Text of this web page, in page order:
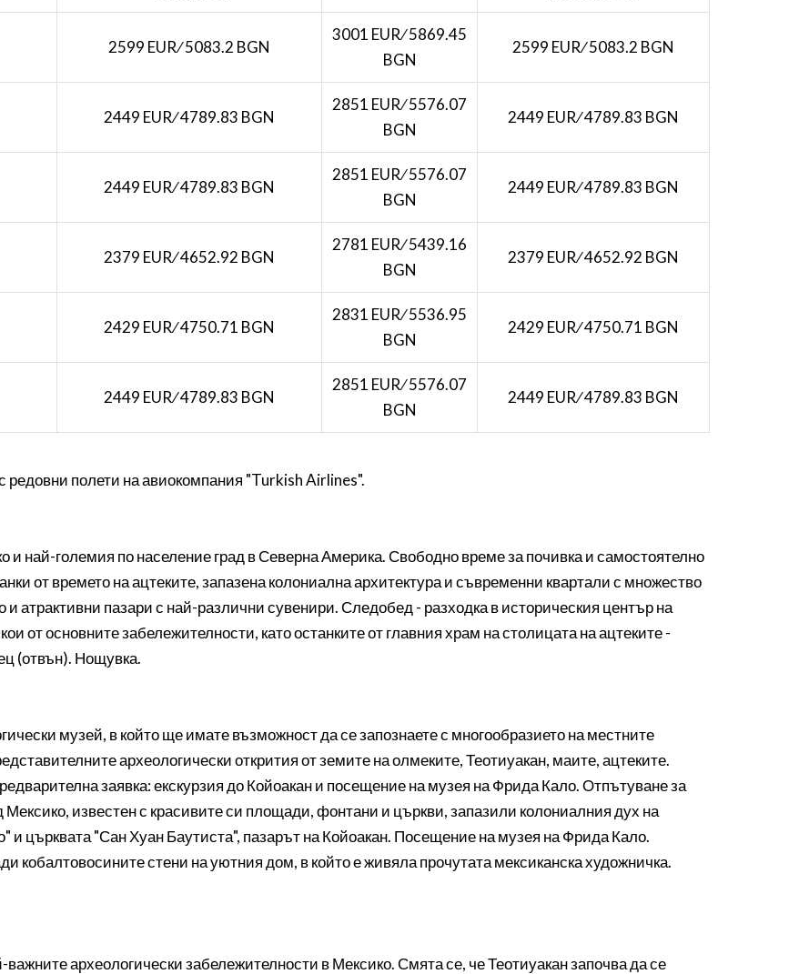
2599 EUR ∕ 5083.2 BGN
3001 EUR ∕ 5869.45
BGN
2599 EUR ∕ 5083.2 BGN
2449 EUR ∕ 4789.83 BGN
2851 EUR ∕ 5576.07
BGN
2449 EUR ∕ 4789.83 BGN
2449 EUR ∕ 4789.83 BGN
2851 EUR ∕ 5576.07
BGN
2449 EUR ∕ 4789.83 BGN
2379 EUR ∕ 4652.92 BGN
2781 EUR ∕ 5439.16
BGN
2379 EUR ∕ 4652.92 BGN
2429 EUR ∕ 4750.71 BGN
2831 EUR ∕ 5536.95
BGN
2429 EUR ∕ 4750.71 BGN
2449 EUR ∕ 4789.83 BGN
2851 EUR ∕ 5576.07
BGN
2449 EUR ∕ 4789.83 BGN
полети на авиокомпания "Turkish Airlines".
и най-големия по население град в Северна Америка. Свободно време за почивка и самостоятелно
от времето на ацтеките, запазена колониална архитектура и съвременни квартали с множество
и атрактивни пазари с най-различни сувенири. Следобед - разходка в историческия център на
от основните забележителности, като останките от главния храм на столицата на ацтеките -
(отвън). Нощувка.
музей, в който ще имате възможност да се запознаете с многообразието на местните
археологически открития от земите на олмеките, Теотиуакан, маите, ацтеките.
заявка: екскурзия до Койоакан и посещение на музея на Фрида Кало. Отпътуване за
Мексико, известен с красивите си площади, фонтани и църкви, запазили колониалния дух на
и църквата "Сан Хуан Баутиста", пазарът на Койоакан. Посещение на музея на Фрида Кало.
кобалтовосините стени на уютния дом, в който е живяла прочутата мексиканска художничка.
археологически забележителности в Мексико. Смята се, че Теотиуакан започва да се